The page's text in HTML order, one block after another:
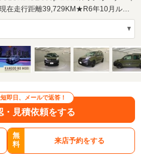
在走行距離39,729KM★R6年10月ルノ
即日、メールで返答！
・見積依頼をする
無
料
来店予約をする